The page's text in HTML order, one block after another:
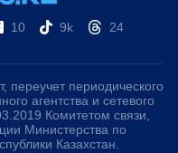
10 9k 24
переучет периодического
агентства и сетевого
Комитетом связи,
Министерства по
Казахстан.